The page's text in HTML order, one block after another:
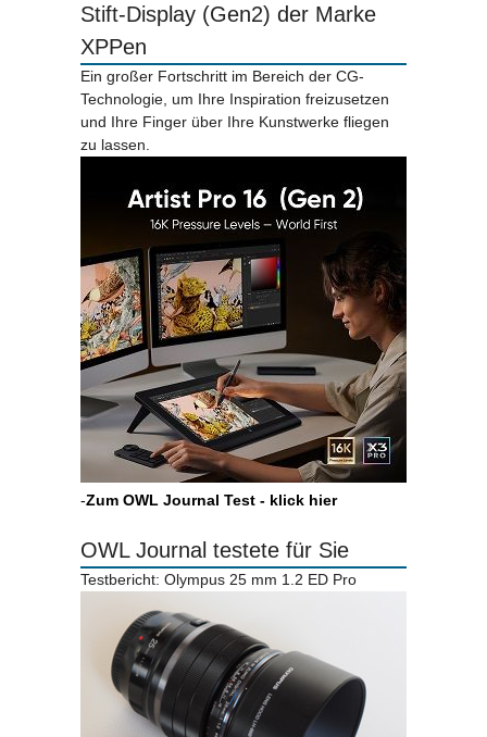
Stift-Display (Gen2) der Marke
XPPen
Ein großer Fortschritt im Bereich der CG-
Technologie, um Ihre Inspiration freizusetzen
und Ihre Finger über Ihre Kunstwerke fliegen
zu lassen.
-Zum OWL Journal Test - klick hier
OWL Journal testete für Sie
Testbericht: Olympus 25 mm 1.2 ED Pro